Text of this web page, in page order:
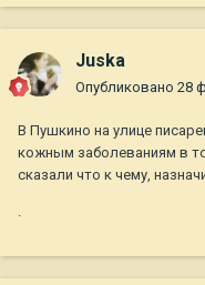
Juska
Опубликовано 28
В Пушкино на улице
кожным заболеваниям в
сказали что к чему,
.